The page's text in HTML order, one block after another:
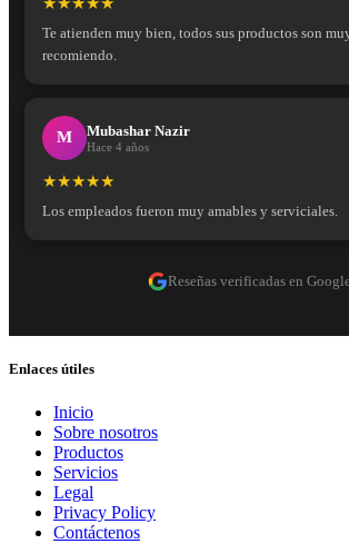
Te atienden muy bien, todos sus productos son
recomiendo.
M Mubashar Nazir
Hace 4 años
★★★★★
Los empleados fueron muy amables y serviciales.
Reseñas verificadas en Google
Enlaces útiles
Inicio
Sobre nosotros
Productos
Servicios
Legal
Privacy Policy
Contáctenos